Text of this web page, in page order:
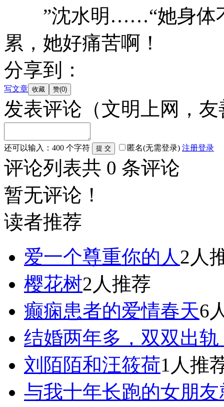
”沈水明……“她身体不
累，她好痛苦啊！
分享到：
写文章
发表评论 （文明上网，
还可以输入： 400 个字符 匿名(无需登录) 注册登录
评论列表共 0 条评论
暂无评论！
读者推荐
爱一个尊重你的人2人
樱花树2人推荐
癫痫患者的爱情春天6
结婚两年多，双双出
刘陌陌和汪筱荷1人推
与我十年长跑的女朋